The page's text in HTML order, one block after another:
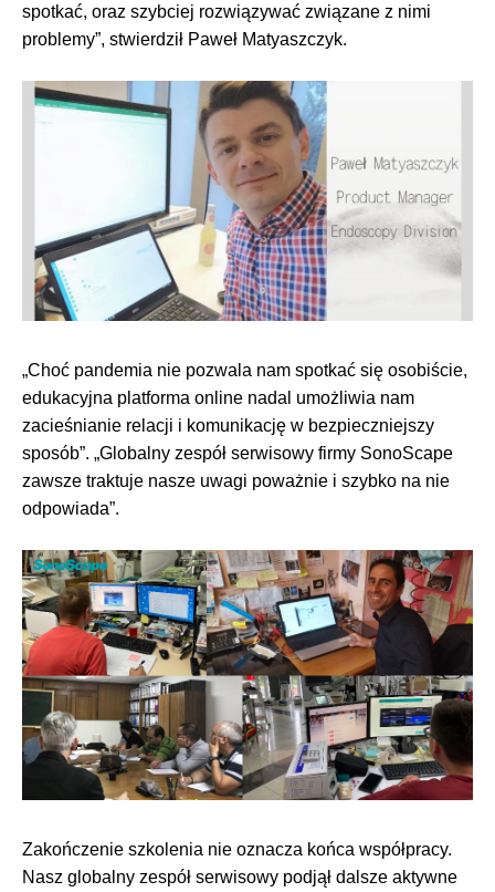
spotkać, oraz szybciej rozwiązywać związane z nimi
problemy”, stwierdził Paweł Matyaszczyk.
„Choć pandemia nie pozwala nam spotkać się osobiście,
edukacyjna platforma online nadal umożliwia nam
zacieśnianie relacji i komunikację w bezpieczniejszy
sposób”. „Globalny zespół serwisowy firmy SonoScape
zawsze traktuje nasze uwagi poważnie i szybko na nie
odpowiada”.
Zakończenie szkolenia nie oznacza końca współpracy.
Nasz globalny zespół serwisowy podjął dalsze aktywne